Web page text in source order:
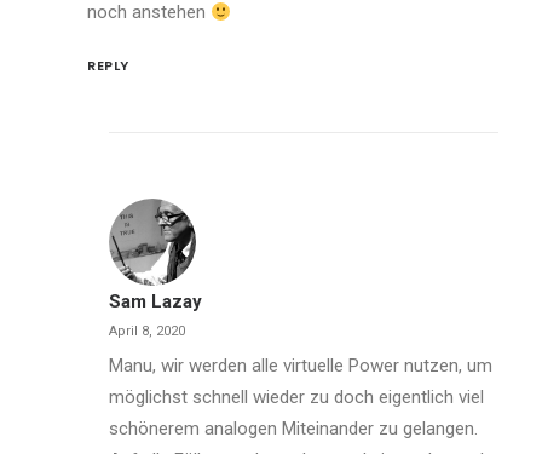
noch anstehen
REPLY
Sam Lazay
April 8, 2020
Manu, wir werden alle virtuelle Power nutzen, um
möglichst schnell wieder zu doch eigentlich viel
schönerem analogen Miteinander zu gelangen.